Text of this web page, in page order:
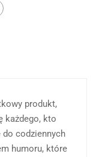
produkt,
każdego, kto
codziennych
humoru, które